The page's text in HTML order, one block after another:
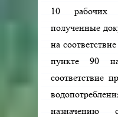
10 рабочих
полученные
на
пункте 90
соответствие
назначению